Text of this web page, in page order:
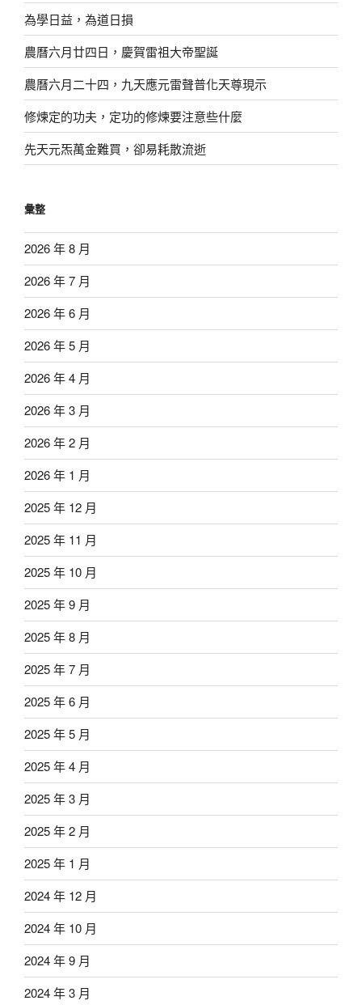
為學日益，為道日損
農曆六月廿四日，慶賀雷祖大帝聖誕
農曆六月二十四，九天應元雷聲普化天尊現示
修煉定的功夫，定功的修煉要注意些什麼
先天元炁萬金難買，卻易耗散流逝
彙整
2026 年 8 月
2026 年 7 月
2026 年 6 月
2026 年 5 月
2026 年 4 月
2026 年 3 月
2026 年 2 月
2026 年 1 月
2025 年 12 月
2025 年 11 月
2025 年 10 月
2025 年 9 月
2025 年 8 月
2025 年 7 月
2025 年 6 月
2025 年 5 月
2025 年 4 月
2025 年 3 月
2025 年 2 月
2025 年 1 月
2024 年 12 月
2024 年 10 月
2024 年 9 月
2024 年 3 月